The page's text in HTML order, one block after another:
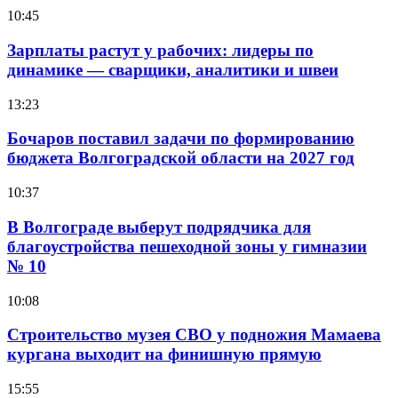
10:45
Зарплаты растут у рабочих: лидеры по
динамике — сварщики, аналитики и швеи
13:23
Бочаров поставил задачи по формированию
бюджета Волгоградской области на 2027 год
10:37
В Волгограде выберут подрядчика для
благоустройства пешеходной зоны у гимназии
№ 10
10:08
Строительство музея СВО у подножия Мамаева
кургана выходит на финишную прямую
15:55